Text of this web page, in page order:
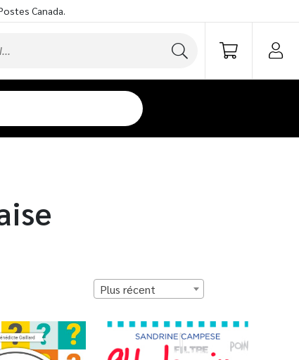
Canada.
Plus récent